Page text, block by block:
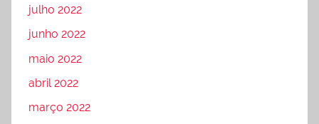
julho 2022
junho 2022
maio 2022
abril 2022
março 2022